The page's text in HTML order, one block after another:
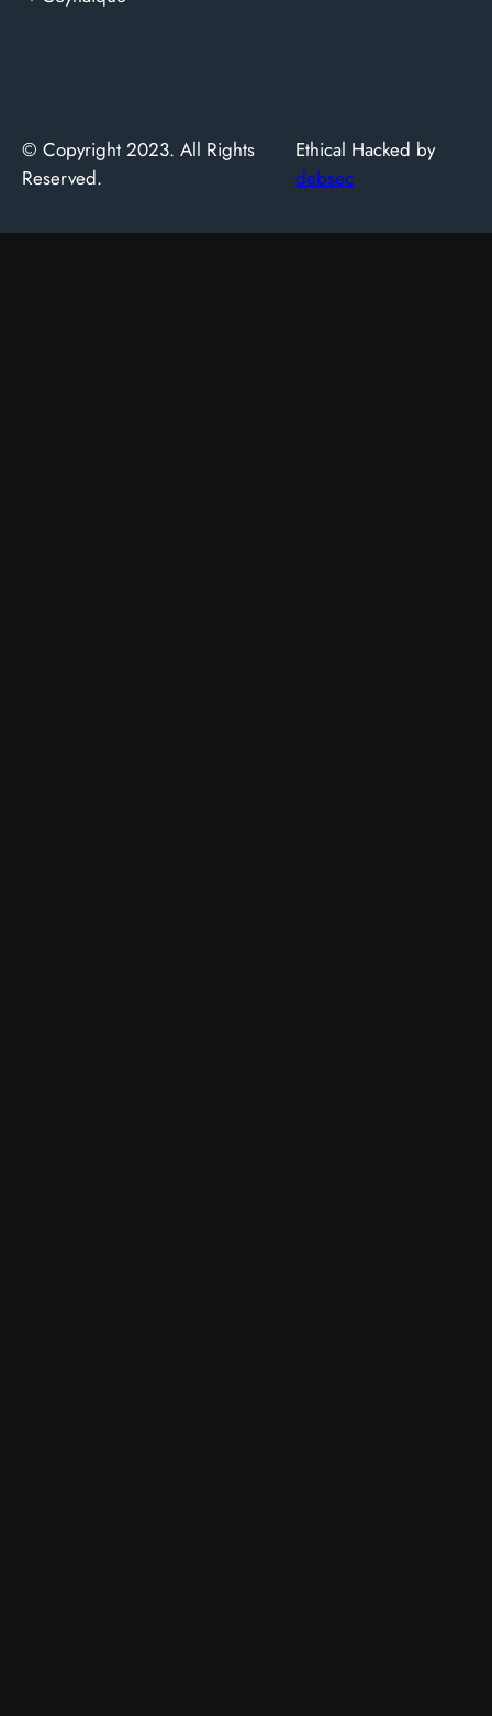
© Copyright 2023. All Rights
Reserved.
Ethical Hacked by
debsec